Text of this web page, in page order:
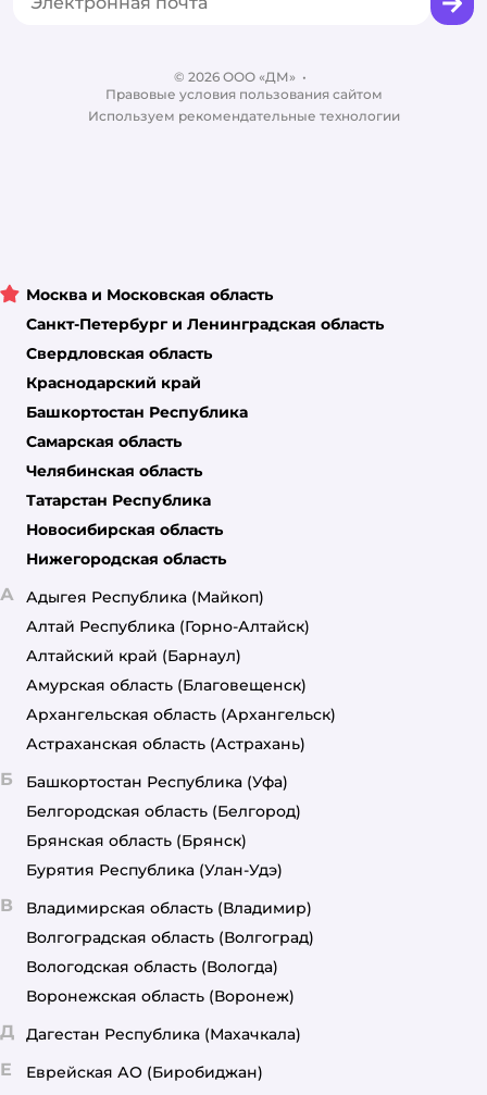
Блог
© 2026 ООО «ДМ» •
Правовые условия пользования сайтом
Используем рекомендательные технологии
Москва и Московская область
Санкт-Петербург и Ленинградская область
Свердловская область
Краснодарский край
Башкортостан Республика
Самарская область
Челябинская область
Татарстан Республика
Новосибирская область
Нижегородская область
А Адыгея Республика (Майкоп)
Алтай Республика (Горно-Алтайск)
Алтайский край (Барнаул)
Амурская область (Благовещенск)
Архангельская область (Архангельск)
Астраханская область (Астрахань)
Б Башкортостан Республика (Уфа)
Белгородская область (Белгород)
Брянская область (Брянск)
Бурятия Республика (Улан-Удэ)
В Владимирская область (Владимир)
Волгоградская область (Волгоград)
Вологодская область (Вологда)
Воронежская область (Воронеж)
Д Дагестан Республика (Махачкала)
Е Еврейская АО (Биробиджан)